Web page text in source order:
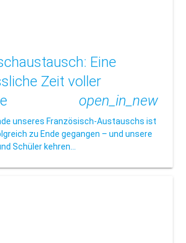
Eine
Zeit voller
open_in_new
unseres Französisch-Austauschs ist
zu Ende gegangen – und unsere
Schüler kehren…